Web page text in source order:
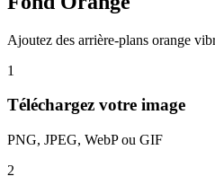
Ajoutez des arrière-plans orange
1
Téléchargez votre image
PNG, JPEG, WebP ou GIF
2